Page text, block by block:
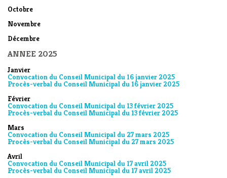
Octobre
Novembre
Décembre
ANNEE 2025
Janvier
Convocation du Conseil Municipal du 16 janvier 2025
Procès-verbal du Conseil Municipal du 16 janvier 2025
Février
Convocation du Conseil Municipal du 13 février 2025
Procès-verbal du Conseil Municipal du 13 février 2025
Mars
Convocation du Conseil Municipal du 27 mars 2025
Procès-verbal du Conseil Municipal du 27 mars 2025
Avril
Convocation du Conseil Municipal du 17 avril 2025
Procès-verbal du Conseil Municipal du 17 avril 2025